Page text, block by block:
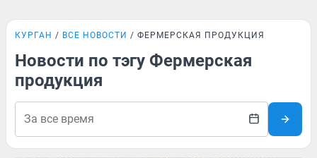
КУРГАН ВСЕ НОВОСТИ ФЕРМЕРСКАЯ ПРОДУКЦИЯ
Новости по тэгу Фермерская
продукция